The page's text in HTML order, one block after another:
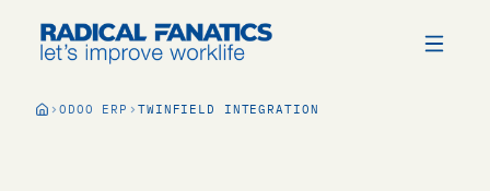
ODOO ERP TWINFIELD INTEGRATION